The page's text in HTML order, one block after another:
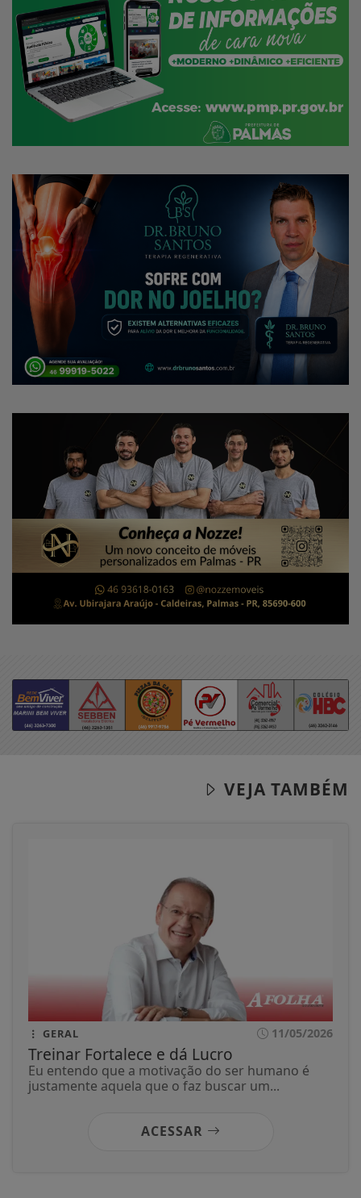
VEJA TAMBÉM
GERAL 11/05/2026
Treinar Fortalece e dá Lucro
Eu entendo que a motivação do ser humano é
justamente aquela que o faz buscar um...
ACESSAR